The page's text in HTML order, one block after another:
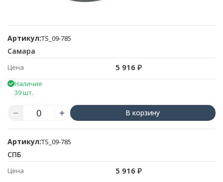
Артикул:TS_09-785
Самара
Цена 5 916 ₽
Наличие
39 шт.
В корзину
Артикул:TS_09-785
СПБ
Цена 5 916 ₽